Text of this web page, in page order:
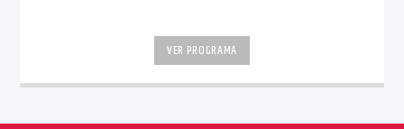
VER PROGRAMA